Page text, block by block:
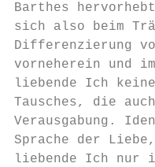
Barthes
sich also beim
Differenzierung
vorneherein und
liebende Ich
Tausches, die
Verausgabung.
Sprache der
liebende Ich